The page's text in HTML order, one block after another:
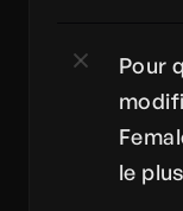
Pour
le